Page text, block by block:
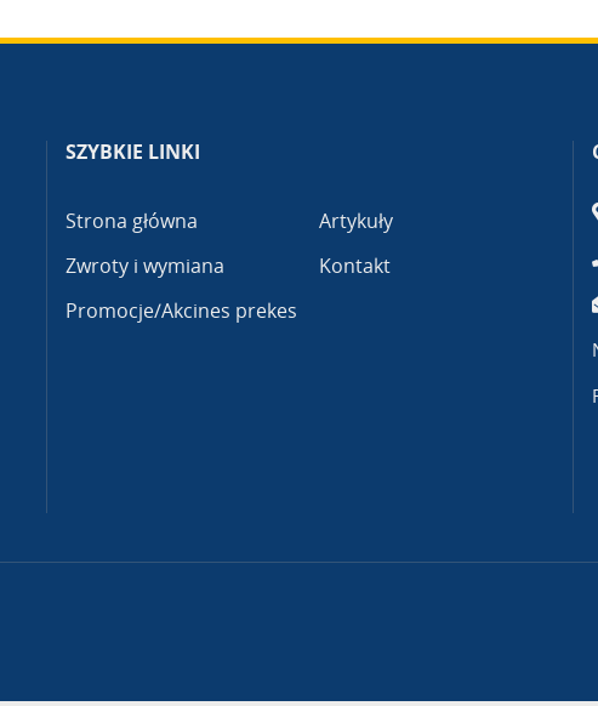
SZYBKIE LINKI
Strona główna
Zwroty i wymiana
Promocje/Akcines prekes
Artykuły
Kontakt